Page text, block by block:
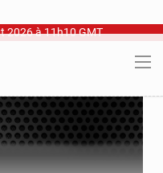
2026 à 11h10 GMT